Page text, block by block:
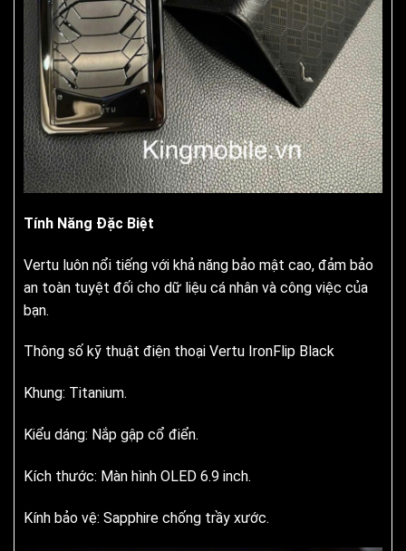
Tính Năng Đặc Biệt
Vertu luôn nổi tiếng với khả năng bảo mật cao, đảm bảo
an toàn tuyệt đối cho dữ liệu cá nhân và công việc của
bạn.
Thông số kỹ thuật điện thoại Vertu IronFlip Black
Khung: Titanium.
Kiểu dáng: Nắp gập cổ điển.
Kích thước: Màn hình OLED 6.9 inch.
Kính bảo vệ: Sapphire chống trầy xước.